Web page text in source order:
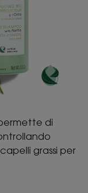
di
grassi per